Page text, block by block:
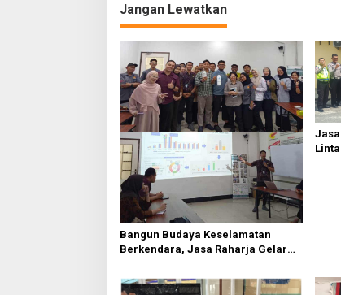
g
a
s
i
p
o
s
Jangan Lewatkan
Bangun Budaya Keselamatan
Berkendara, Jasa Raharja Gelar
Medan Industri